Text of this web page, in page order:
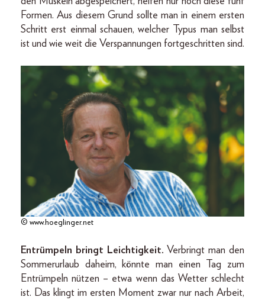
Formen. Aus diesem Grund sollte man in einem ersten
Schritt erst einmal schauen, welcher Typus man selbst
ist und wie weit die Verspannungen fortgeschritten sind.
© www.hoeglinger.net
Entrümpeln bringt Leichtigkeit. Verbringt man den
Sommerurlaub daheim, könnte man einen Tag zum
Entrümpeln nützen – etwa wenn das Wetter schlecht
ist. Das klingt im ersten Moment zwar nur nach Arbeit,